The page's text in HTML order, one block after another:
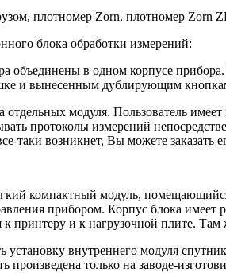
плотномер Zorn, плотномер Zorn
блока обработки измерений:
объединены в одном корпусе
и вынесенным дублирующим
модуля. Пользователь
протоколы измерений
таки возникнет, Вы можете заказать
компактный модуль,
прибором. Корпус блока
и к нагрузочной плите. Там
внутреннего модуля
только на заводе-